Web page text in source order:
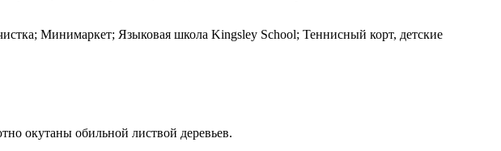
Минимаркет; Языковая школа Kingsley School; Теннисный корт, детские
окутаны обильной листвой деревьев.